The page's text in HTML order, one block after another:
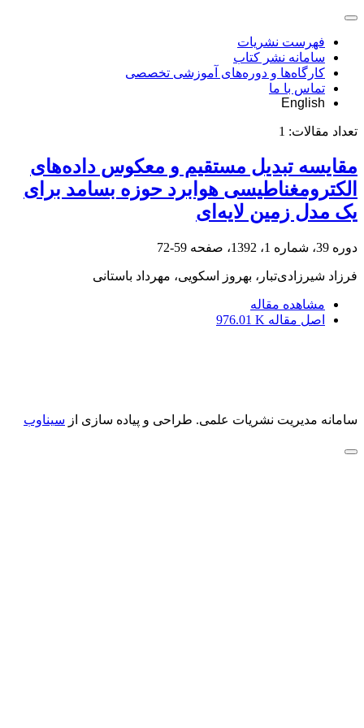
فهرست نشریات
سامانه نشر کتاب
کارگاه‌ها و دوره‌های آموزشی تخصصی
تماس با ما
English
تعداد مقالات: 1
مقایسه تبدیل مستقیم و معکوس داده‌های
الکترومغناطیسی هوابرد حوزه بسامد برای
یک مدل زمین لایه‌ای
دوره 39، شماره 1، 1392، صفحه 59-72
فرزاد شیرزادی‌تبار، بهروز اسکویی، مهرداد باستانی
مشاهده مقاله
اصل مقاله 976.01 K
سامانه مدیریت نشریات علمی. طراحی و پیاده سازی از سیناوب